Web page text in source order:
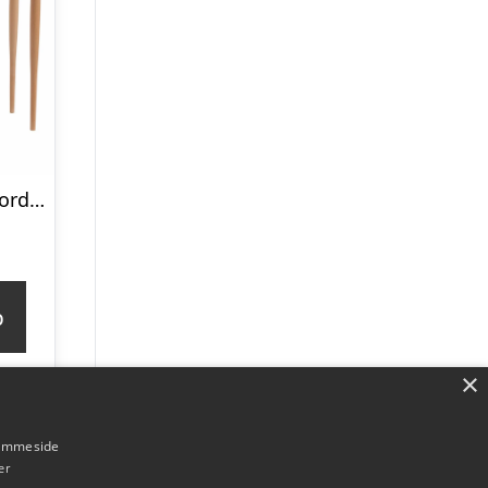
MAMO Sminkebord med spejl, 65x35cm, Gul
×